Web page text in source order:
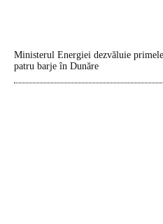
Ministerul Energiei dezvăluie
patru barje în Dunăre